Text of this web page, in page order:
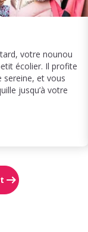
votre nounou
écolier. Il profite
sereine, et vous
jusqu’à votre